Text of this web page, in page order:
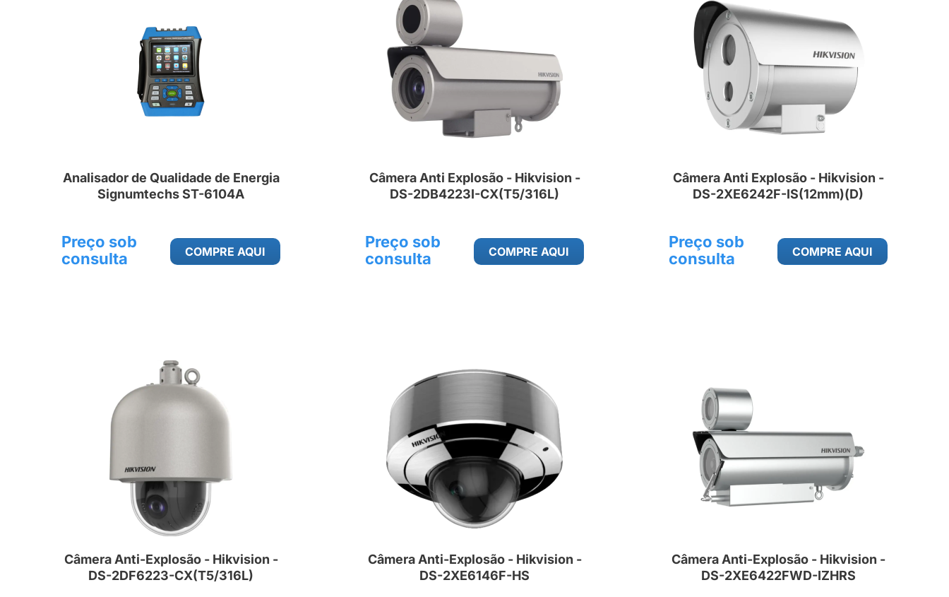
Analisador de Qualidade de Energia
Signumtechs ST-6104A
Preço sob
consulta
COMPRE AQUI
Câmera Anti Explosão - Hikvision -
DS-2DB4223I-CX(T5/316L)
Preço sob
consulta
COMPRE AQUI
Câmera Anti Explosão - Hikvision -
DS-2XE6242F-IS(12mm)(D)
Preço sob
consulta
COMPRE AQUI
Câmera Anti-Explosão - Hikvision -
DS-2DF6223-CX(T5/316L)
Câmera Anti-Explosão - Hikvision -
DS-2XE6146F-HS
Câmera Anti-Explosão - Hikvision -
DS-2XE6422FWD-IZHRS